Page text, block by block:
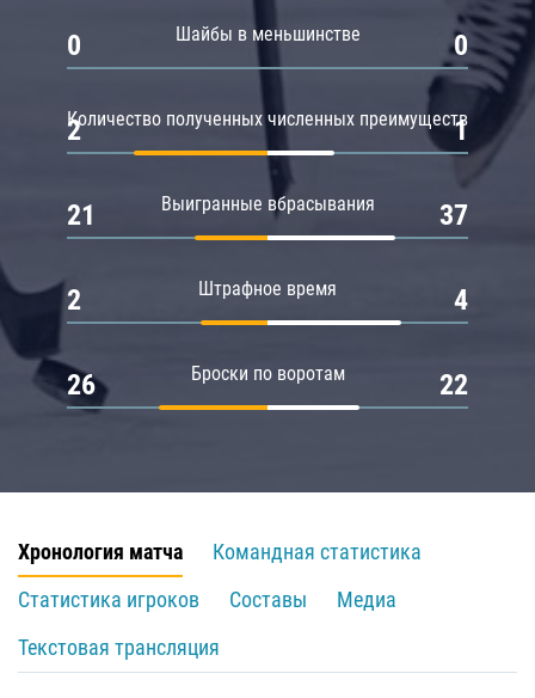
Шайбы в меньшинстве
0 0
Количество полученных численных преимуществ
2 1
Выигранные вбрасывания
21 37
Штрафное время
2 4
Броски по воротам
26 22
Хронология матча
Командная статистика
Статистика игроков
Составы
Медиа
Текстовая трансляция